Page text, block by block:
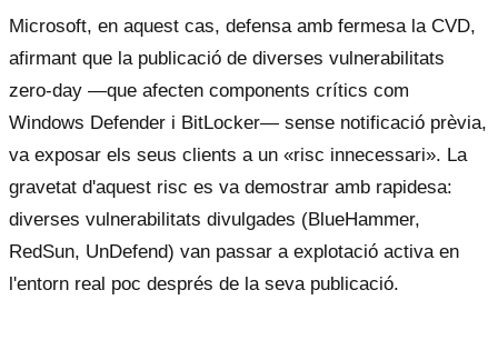
Microsoft, en aquest cas, defensa amb fermesa la CVD,
afirmant que la publicació de diverses vulnerabilitats
zero-day —que afecten components crítics com
Windows Defender i BitLocker— sense notificació prèvia,
va exposar els seus clients a un «risc innecessari». La
gravetat d'aquest risc es va demostrar amb rapidesa:
diverses vulnerabilitats divulgades (BlueHammer,
RedSun, UnDefend) van passar a explotació activa en
l'entorn real poc després de la seva publicació.